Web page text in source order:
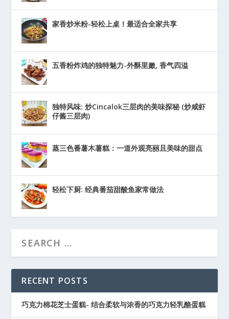
家香炒米粉-轻松上桌！最适合全家共享
五香粉炸鸡的独特魅力-外酥里嫩, 香气四溢
独特风味: 炒Cincalok三层肉的美味探秘 (炒咸虾
仔酱三层肉)
蒸三色番薯木薯糕：一道外观亮丽且美味的甜点
轻松下厨: 经典番茄甜酸鱼家常做法
RECENT POSTS
巧克力棉花芝士蛋糕- 结合柔软与浓香的巧克力轻乳酪蛋糕